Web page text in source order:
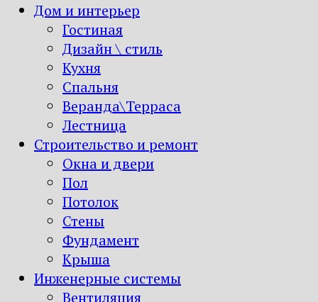
Дом и интерьер
Гостиная
Дизайн \ стиль
Кухня
Спальня
Веранда\Терраса
Лестница
Строительство и ремонт
Окна и двери
Пол
Потолок
Стены
Фундамент
Крыша
Инженерные системы
Вентиляция